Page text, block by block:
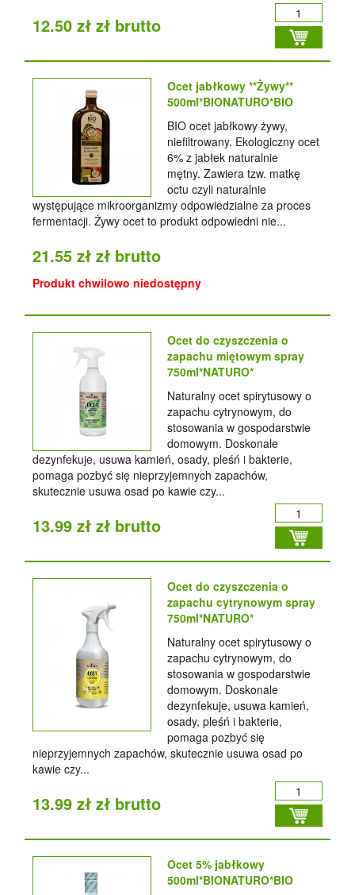
12.50 zł zł brutto
Ocet jabłkowy **Żywy**
500ml*BIONATURO*BIO
BIO ocet jabłkowy żywy,
niefiltrowany. Ekologiczny ocet
6% z jabłek naturalnie
mętny. Zawiera tzw. matkę
octu czyli naturalnie
występujące mikroorganizmy odpowiedzialne za proces
fermentacji. Żywy ocet to produkt odpowiedni nie...
21.55 zł zł brutto
Produkt chwilowo niedostępny
Ocet do czyszczenia o
zapachu miętowym spray
750ml*NATURO*
Naturalny ocet spirytusowy o
zapachu cytrynowym, do
stosowania w gospodarstwie
domowym. Doskonale
dezynfekuje, usuwa kamień, osady, pleśń i bakterie,
pomaga pozbyć się nieprzyjemnych zapachów,
skutecznie usuwa osad po kawie czy...
13.99 zł zł brutto
Ocet do czyszczenia o
zapachu cytrynowym spray
750ml*NATURO*
Naturalny ocet spirytusowy o
zapachu cytrynowym, do
stosowania w gospodarstwie
domowym. Doskonale
dezynfekuje, usuwa kamień,
osady, pleśń i bakterie,
pomaga pozbyć się
nieprzyjemnych zapachów, skutecznie usuwa osad po
kawie czy...
13.99 zł zł brutto
Ocet 5% jabłkowy
500ml*BIONATURO*BIO